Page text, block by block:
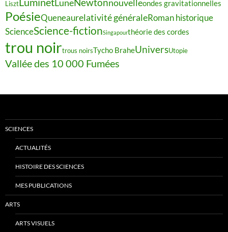
Liszt
Lune nouvelleondes gravitationnelles
PoésieQueneaurelativité généraleRoman historique
ScienceScience-fictionSingapourthéorie des cordes
trou noirtrous noirsTycho BraheUniversUtopie
Vallée des 10 000 Fumées
SCIENCES
ACTUALITÉS
HISTOIRE DES SCIENCES
MES PUBLICATIONS
ARTS
ARTS VISUELS